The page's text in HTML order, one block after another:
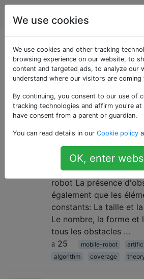
Robotique
Questions
«theory»
6
Quel algorithme
implémenter pour
robot de
Pour cette question,
choses suivantes sont
et la forme de la pièce
robot La présence
également que les
constants: La taille et
Le nombre, la forme et
tous les obstacles …
25
mobile-robot
algorithm
coverage
We use cookies
We use cookies and other tracking
browsing experience on our website, to
content and targeted ads, to analyze our
understand where our visitors are coming
By continuing, you consent to our use of
tracking technologies and affirm you're
have consent from a parent or guardian.
You can read details in our Cookie policy
OK, enter